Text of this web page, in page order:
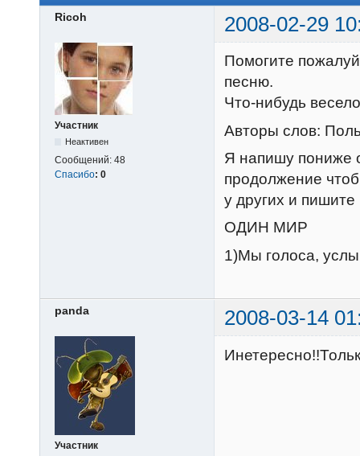
Ricoh 2008-02-29
Участник
Неактивен
Сообщений: 48
Спасибо: 0
Помогите
песню.
Что-нибудь
Авторы слов:
Я напишу пониже
продолжение
у других и
ОДИН МИР
1)Мы голоса,
panda 2008-03-14
Участник